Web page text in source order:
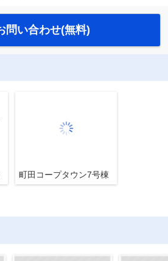
問い合わせ(無料)
町田コープタウン7号棟